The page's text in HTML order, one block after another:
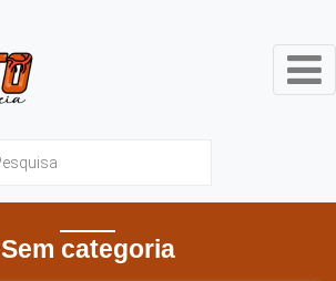
Moto na Veia - Tudo que
Sem categoria